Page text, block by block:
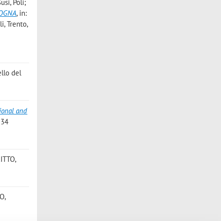
Poli;
, in:
Trento,
del
and